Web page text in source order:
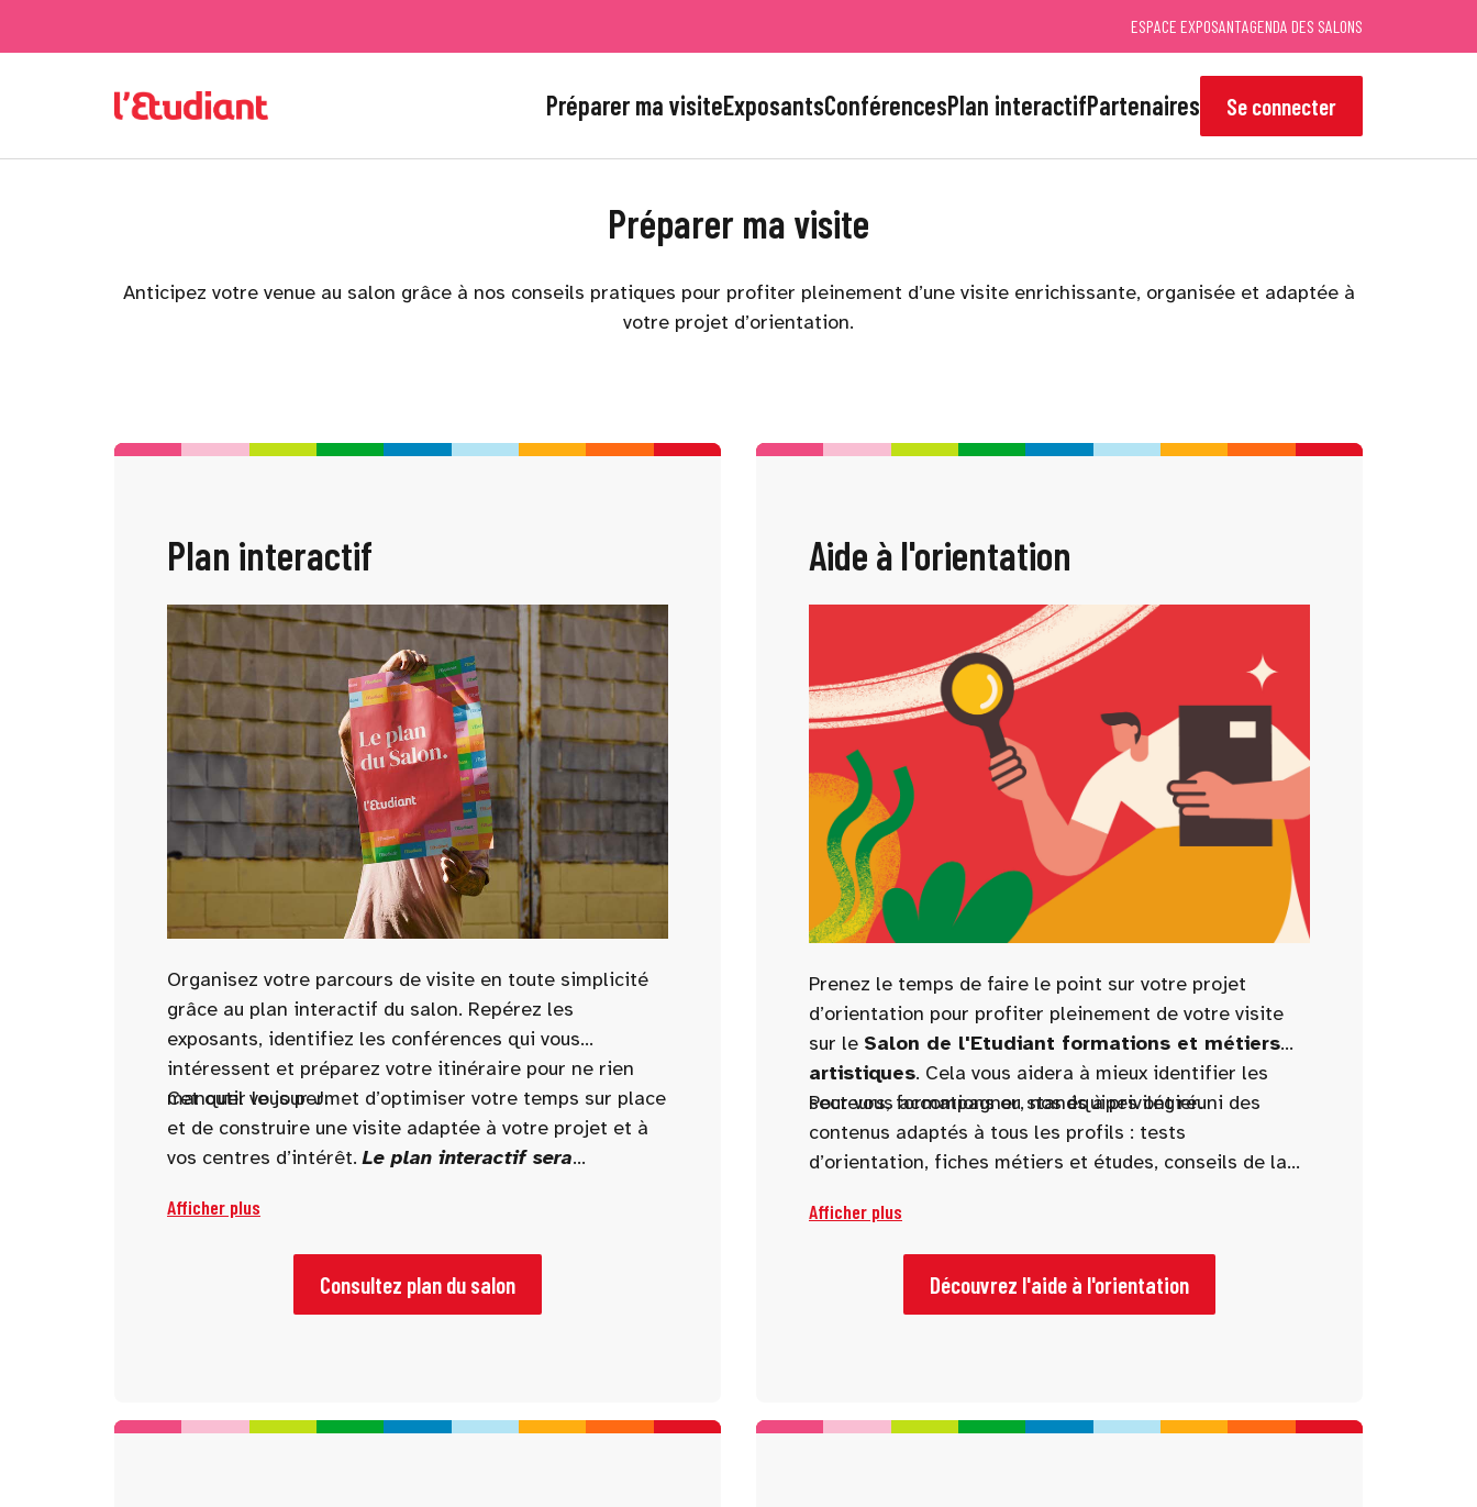
ESPACE EXPOSANTAGENDA DES SALONS
Préparer ma visiteExposantsConférencesPlan interactifPartenaires Se connecter
Préparer ma visite
Anticipez votre venue au salon grâce à nos conseils pratiques pour profiter pleinement d’une visite enrichissante, organisée et adaptée à
votre projet d’orientation.
Plan interactif
Organisez votre parcours de visite en toute simplicité
grâce au plan interactif du salon. Repérez les
exposants, identifiez les conférences qui vous
intéressent et préparez votre itinéraire pour ne rien
manquer le jour J.
Cet outil vous permet d’optimiser votre temps sur place
et de construire une visite adaptée à votre projet et à
vos centres d’intérêt.Le plan interactif sera
Afficher plus
Consultez plan du salon
Aide à l'orientation
Prenez le temps de faire le point sur votre projet
d’orientation pour profiter pleinement de votre visite
sur le Salon de l'Etudiant formations et métiers
artistiques. Cela vous aidera à mieux identifier les
secteurs, formations ou stands à privilégier.
Pour vous accompagner, nos équipes ont réuni des
contenus adaptés à tous les profils : tests
d’orientation, fiches métiers et études, conseils de la
Afficher plus
Découvrez l'aide à l'orientation